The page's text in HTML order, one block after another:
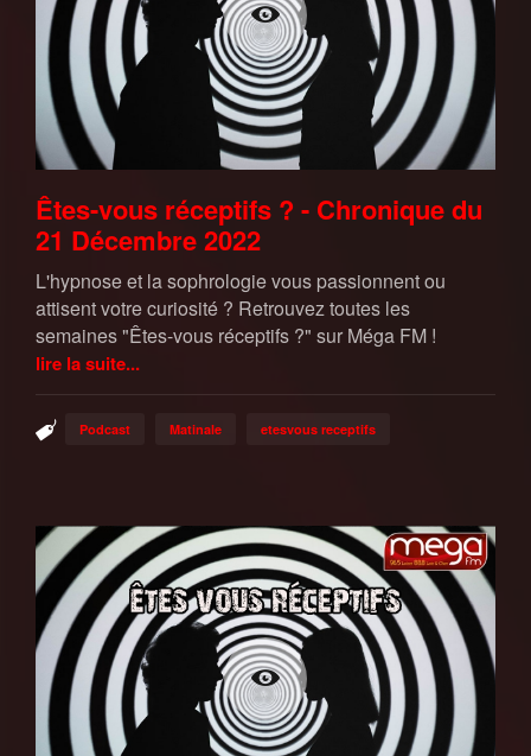
Êtes-vous réceptifs ? - Chronique du
21 Décembre 2022
L'hypnose et la sophrologie vous passionnent ou
attisent votre curiosité ? Retrouvez toutes les
semaines "Êtes-vous réceptifs ?" sur Méga FM !
lire la suite...
Podcast Matinale etesvous receptifs